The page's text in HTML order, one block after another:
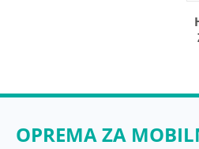
OPREMA ZA